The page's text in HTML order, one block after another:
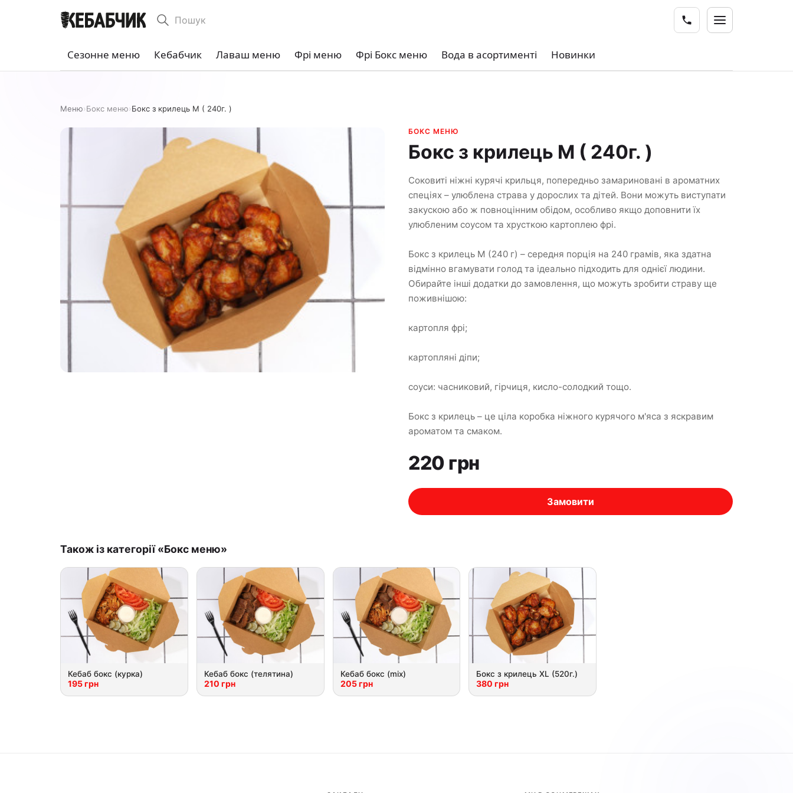
Пошук
Сезонне меню Кебабчик Лаваш меню Фрі меню Фрі Бокс меню Вода в асортименті Новинки
Меню›Бокс меню›Бокс з крилець M ( 240г. )
БОКС МЕНЮ
Бокс з крилець M ( 240г. )
Соковиті ніжні курячі крильця, попередньо замариновані в ароматних
спеціях – улюблена страва у дорослих та дітей. Вони можуть виступати
закускою або ж повноцінним обідом, особливо якщо доповнити їх
улюбленим соусом та хрусткою картоплею фрі.
Бокс з крилець М (240 г) – середня порція на 240 грамів, яка здатна
відмінно вгамувати голод та ідеально підходить для однієї людини.
Обирайте інші додатки до замовлення, що можуть зробити страву ще
поживнішою:
картопля фрі;
картопляні діпи;
соуси: часниковий, гірчиця, кисло-солодкий тощо.
Бокс з крилець – це ціла коробка ніжного курячого м'яса з яскравим
ароматом та смаком.
220 грн
Замовити
Також із категорії «Бокс меню»
Кебаб бокс (курка)
195 грн
Кебаб бокс (телятина)
210 грн
Кебаб бокс (mix)
205 грн
Бокс з крилець XL (520г.)
380 грн